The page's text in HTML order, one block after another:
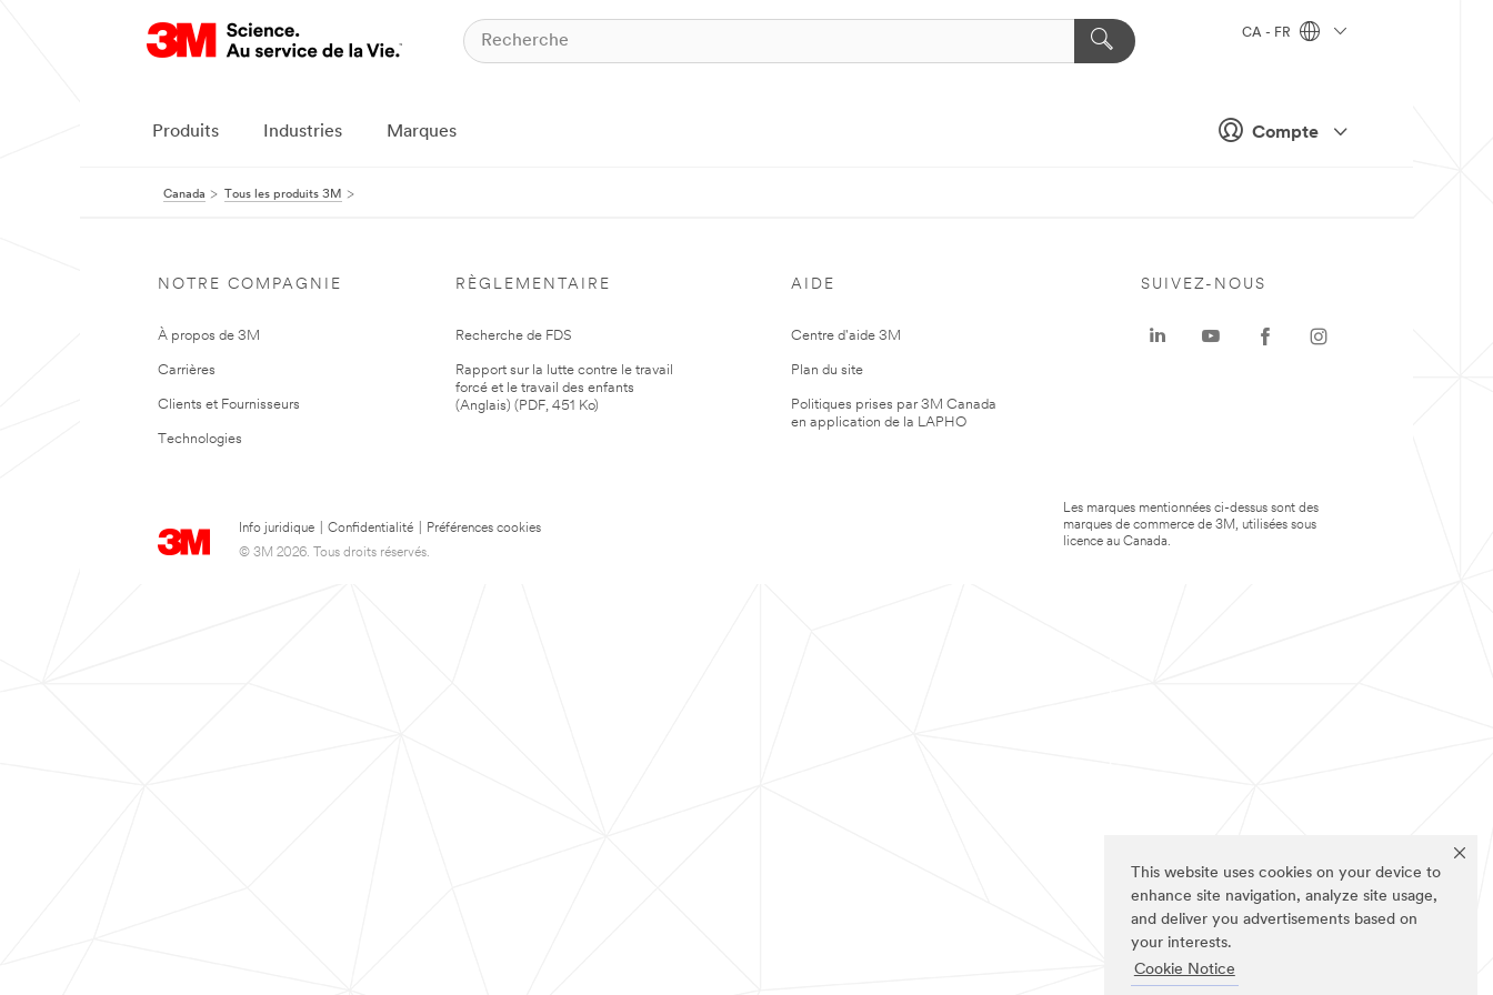
This website uses cookies on your device to
enhance site navigation, analyze site usage,
and deliver you advertisements based on
your interests.
Cookie Notice
Compte
CA - FR
Produits Industries Marques
Canada Tous les produits 3M
NOTRE COMPAGNIE
À propos de 3M
Carrières
Clients et Fournisseurs
Technologies
RÈGLEMENTAIRE
Recherche de FDS
Rapport sur la lutte contre le travail
forcé et le travail des enfants
(Anglais) (PDF, 451 Ko)
AIDE
Centre d'aide 3M
Plan du site
Politiques prises par 3M Canada
en application de la LAPHO
Info juridique Confidentialité
Préférences cookies
© 3M 2026. Tous droits réservés.
SUIVEZ-NOUS
Les marques mentionnées ci-dessus sont des
marques de commerce de 3M, utilisées sous
licence au Canada.